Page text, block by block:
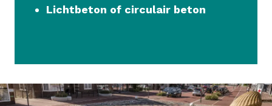
Lichtbeton of circulair beton
Afbeelding